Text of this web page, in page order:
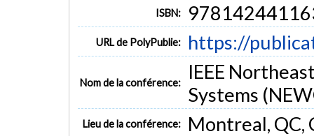
ISBN:
URL de PolyPublie: https://
Nom de la conférence:
IEEE
Systems
Lieu de la conférence: Montreal, QC,